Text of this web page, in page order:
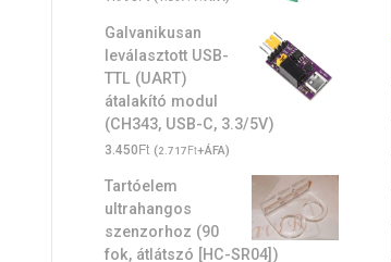
Galvanikusan
leválasztott USB-
TTL (UART)
átalakító modul
(CH343, USB-C, 3.3/5V)
3.450Ft (2.717Ft+ÁFA)
Tartóelem
ultrahangos
szenzorhoz (90
fok, átlátszó [HC-SR04])